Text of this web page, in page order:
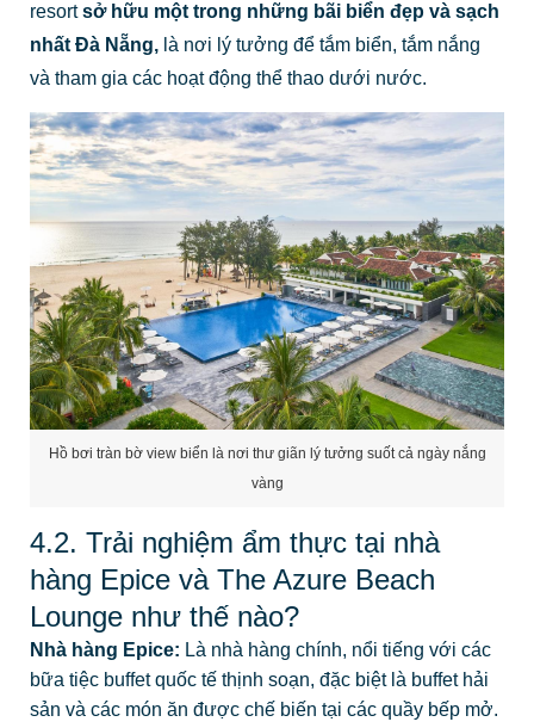
resortsở hữu một trong những bãi biển đẹp và sạch
nhất Đà Nẵng, là nơi lý tưởng để tắm biển, tắm nắng
và tham gia các hoạt động thể thao dưới nước.
Hồ bơi tràn bờ view biển là nơi thư giãn lý tưởng suốt cả ngày nắng
vàng
4.2. Trải nghiệm ẩm thực tại nhà
hàng Epice và The Azure Beach
Lounge như thế nào?
Nhà hàng Epice: Là nhà hàng chính, nổi tiếng với các
bữa tiệc buffet quốc tế thịnh soạn, đặc biệt là buffet hải
sản và các món ăn được chế biến tại các quầy bếp mở.